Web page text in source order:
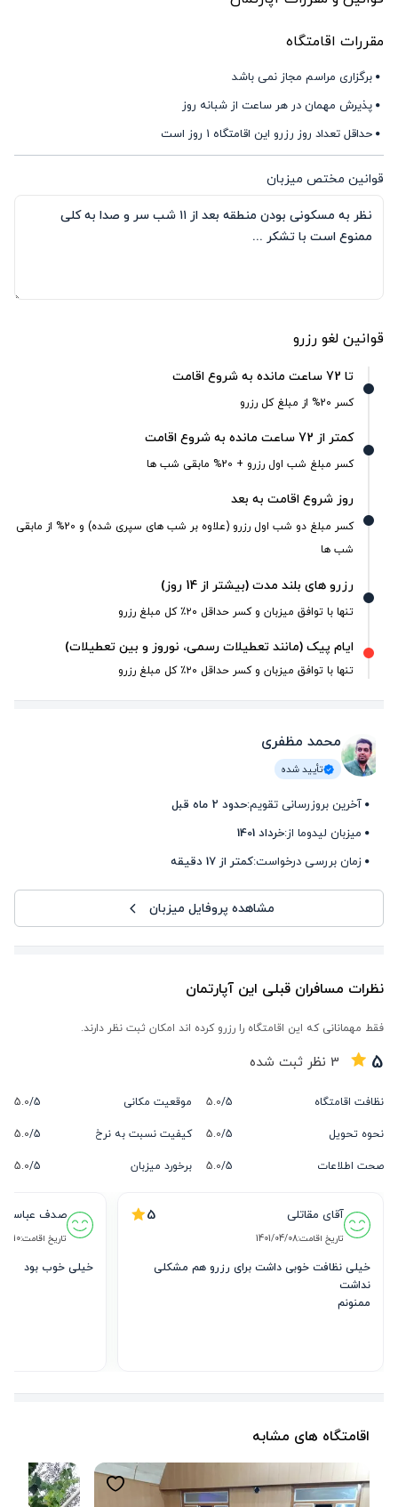
مقررات اقامتگاه
برگزاری مراسم مجاز نمی باشد
پذیرش مهمان در هر ساعت از شبانه روز
حداقل تعداد روز رزرو این اقامتگاه 1 روز است
قوانین مختص میزبان
قوانین لغو رزرو
تا 72 ساعت مانده به شروع اقامت
کسر 20% از مبلغ کل رزرو
کمتر از 72 ساعت مانده به شروع اقامت
کسر مبلغ شب اول رزرو + 20% مابقی شب ها
روز شروع اقامت به بعد
کسر مبلغ دو شب اول رزرو (علاوه بر شب های سپری شده) و 20% از مابقی
شب ها
رزرو های بلند مدت (بیشتر از 14 روز)
تنها با توافق میزبان و کسر حداقل ۲۰٪ کل مبلغ رزرو
ایام پیک (مانند تعطیلات رسمی، نوروز و بین تعطیلات)
تنها با توافق میزبان و کسر حداقل ۲۰٪ کل مبلغ رزرو
محمد مظفری
تأیید شده
آخرین بروزرسانی تقویم:حدود 2 ماه قبل
میزبان لیدوما از:خرداد 1401
زمان بررسی درخواست:کمتر از 17 دقیقه
مشاهده پروفایل میزبان
نظرات مسافران قبلی این آپارتمان
فقط مهمانانی که این اقامتگاه را رزرو کرده اند امکان ثبت نظر دارند.
5
3 نظر ثبت شده
نظافت اقامتگاه 5/
5.0 موقعیت مکانی 5/
5.0
نحوه تحویل
5/
5.0 کیفیت نسبت به نرخ 5/
5.0
صحت اطلاعات
5/
5.0 برخورد میزبان 5/
5.0
آقای مقاتلی 5
تاریخ اقامت:1401/04/08
ممنونم
صدف عباسی
تاریخ اقامت:10
خیلی خوب بود
اقامتگاه های مشابه